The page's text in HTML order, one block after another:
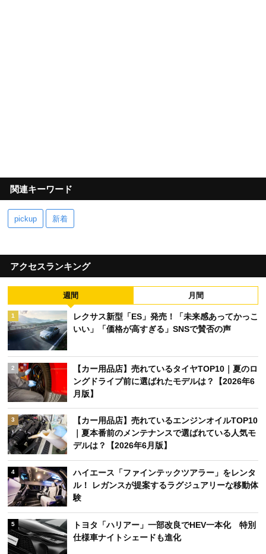
関連キーワード
pickup 新着
アクセスランキング
週間 月間
1
レクサス新型「ES」発売！「未来感あってかっこ
いい」「価格が高すぎる」SNSで賛否の声
2
【カー用品店】売れているタイヤTOP10｜夏のロ
ングドライブ前に選ばれたモデルは？【2026年6
月版】
3
【カー用品店】売れているエンジンオイルTOP10
｜夏本番前のメンテナンスで選ばれている人気モ
デルは？【2026年6月版】
4
ハイエース「ファインテックツアラー」をレンタ
ル！ レガンスが提案するラグジュアリーな移動体
験
5
トヨタ「ハリアー」一部改良でHEV一本化 特別
仕様車ナイトシェードも進化